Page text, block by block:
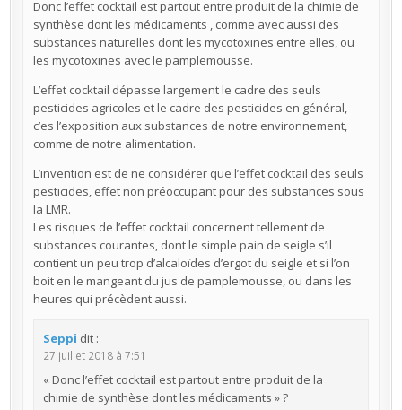
Donc l’effet cocktail est partout entre produit de la chimie de
synthèse dont les médicaments , comme avec aussi des
substances naturelles dont les mycotoxines entre elles, ou
les mycotoxines avec le pamplemousse.
L’effet cocktail dépasse largement le cadre des seuls
pesticides agricoles et le cadre des pesticides en général,
c’es l’exposition aux substances de notre environnement,
comme de notre alimentation.
L’invention est de ne considérer que l’effet cocktail des seuls
pesticides, effet non préoccupant pour des substances sous
la LMR.
Les risques de l’effet cocktail concernent tellement de
substances courantes, dont le simple pain de seigle s’il
contient un peu trop d’alcaloïdes d’ergot du seigle et si l’on
boit en le mangeant du jus de pamplemousse, ou dans les
heures qui précèdent aussi.
Seppi dit :
27 juillet 2018 à 7:51
« Donc l’effet cocktail est partout entre produit de la
chimie de synthèse dont les médicaments » ?